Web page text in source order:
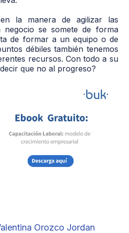
en la manera de agilizar las
se somete de forma
de formar a un equipo o de
débiles también tenemos
recursos. Con todo a su
que no al progreso?
Orozco Jordan